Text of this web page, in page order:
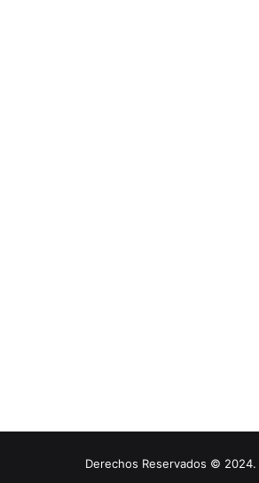
Derechos Reservados © 2024.